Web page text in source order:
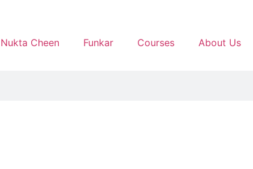
Nukta Cheen Funkar Courses About Us